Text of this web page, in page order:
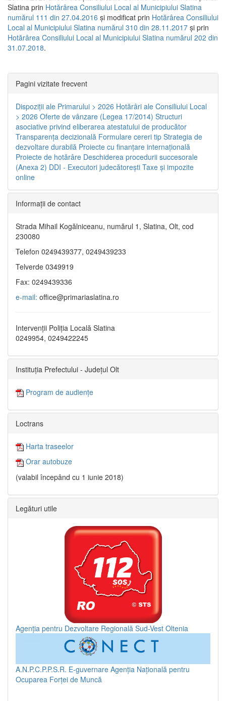
Slatina prin Hotărârea Consiliului Local al Municipiului Slatina
numărul 111 din 27.04.2016 și modificat prin Hotărârea Consiliului
Local al Municipiului Slatina numărul 310 din 28.11.2017 și prin
Hotărârea Consiliului Local al Municipiului Slatina numărul 202 din
31.07.2018.
Pagini vizitate frecvent
Dispoziţii ale Primarului > 2026 Hotărâri ale Consiliului Local
> 2026 Oferte de vânzare (Legea 17/2014) Structuri
asociative privind eliberarea atestatului de producător
Transparenţa decizională Formulare cereri tip Strategia de
dezvoltare durabilă Proiecte cu finanţare internaţională
Proiecte de hotărâre Deschiderea procedurii succesorale
(Anexa 2) DDI - Executori judecătorești Taxe şi impozite
online
Informaţii de contact
Strada Mihail Kogălniceanu, numărul 1, Slatina, Olt, cod
230080
Telefon 0249439377, 0249439233
Telverde 0349919
Fax: 0249439336
e-mail: office@primariaslatina.ro
Intervenții Poliția Locală Slatina
0249954, 0249422245
Instituția Prefectului - Județul Olt
Program de audiențe
Loctrans
Harta traseelor
Orar autobuze
(valabil începând cu 1 iunie 2018)
Legături utile
Agenția pentru Dezvoltare Regională Sud-Vest Oltenia
A.N.P.C.P.P.S.R. E-guvernare Agenția Națională pentru
Ocuparea Forței de Muncă